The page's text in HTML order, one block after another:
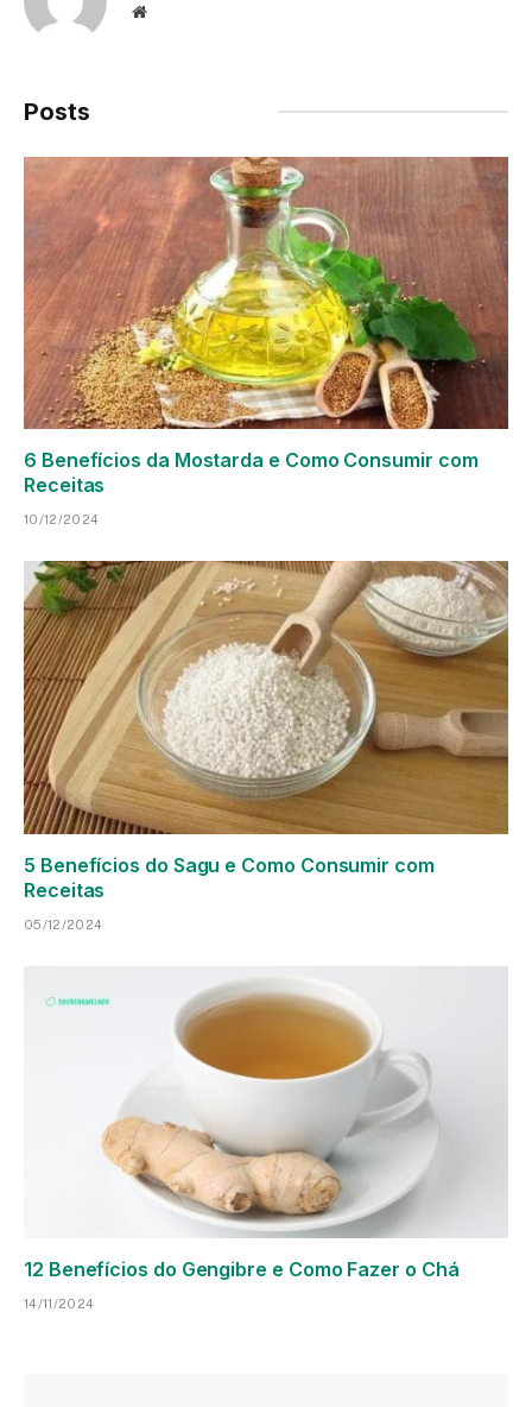
Site
Posts
6 Benefícios da Mostarda e Como Consumir com
Receitas
10/12/2024
5 Benefícios do Sagu e Como Consumir com
Receitas
05/12/2024
12 Benefícios do Gengibre e Como Fazer o Chá
14/11/2024